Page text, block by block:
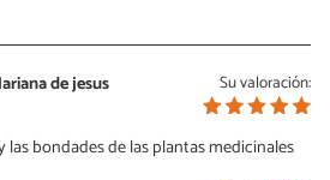
Su valoración:
de jesus
bondades de las plantas medicinales